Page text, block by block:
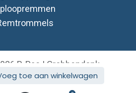
toe aan winkelwagen
B-Pac | Grobbendonk
Nederlands (BE)
Open source e-